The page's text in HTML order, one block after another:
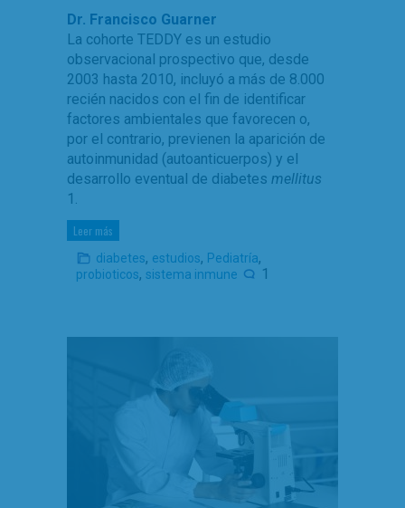
Dr. Francisco Guarner
La cohorte TEDDY es un estudio
observacional prospectivo que, desde
2003 hasta 2010, incluyó a más de 8.000
recién nacidos con el fin de identificar
factores ambientales que favorecen o,
por el contrario, previenen la aparición de
autoinmunidad (autoanticuerpos) y el
desarrollo eventual de diabetes mellitus
1.
Leer más
diabetes, estudios, Pediatría,
probioticos, sistema inmune 1